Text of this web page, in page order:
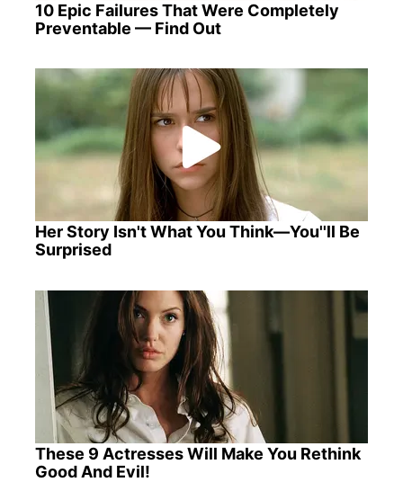
10 Epic Failures That Were Completely
Preventable — Find Out
Her Story Isn't What You Think—You''ll Be
Surprised
These 9 Actresses Will Make You Rethink
Good And Evil!